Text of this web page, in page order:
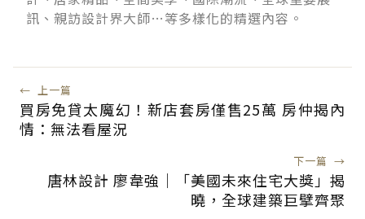
訊、親訪設計界大師…等多樣化的精選內容。
← 上一篇
買房免貸太魔幻！新店套房僅售25萬 房仲揭內
情：無法看屋況
下一篇 →
唐林設計 廖韋強｜「美國未來住宅大獎」揭
曉，全球建築巨擘齊聚